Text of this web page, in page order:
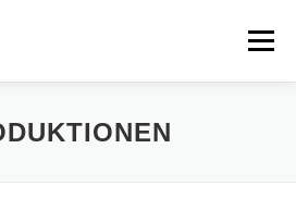
Menü
AKTUELL